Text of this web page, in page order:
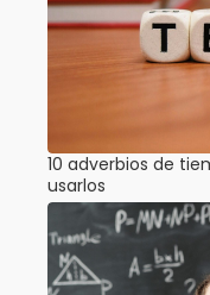
10 adverbios de
usarlos